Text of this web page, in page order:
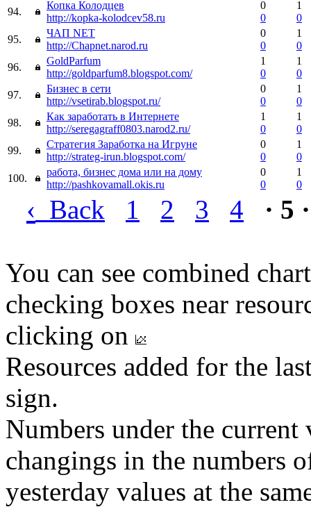
94.
Копка Колодцев
http://kopka-kolodcev58.ru
0
0
1
0
95.
ЧАП NET
http://Chapnet.narod.ru
0
0
1
0
96.
GoldParfum
http://goldparfum8.blogspot.com/
1
0
1
0
97.
Бизнес в сети
http://vsetirab.blogspot.ru/
0
0
1
0
98.
Как заработать в Интернете
http://seregagraff0803.narod2.ru/
1
0
1
0
99.
Стратегия Заработка на Игруне
http://strateg-irun.blogspot.com/
0
0
1
0
100.
работа, бизнес дома или на дому
http://pashkovamall.okis.ru
0
0
1
0
‹ Back 1 2 3 4 · 5 ·
You can see combined
checking boxes near
clicking on
Resources added for the
sign.
Numbers under the
changings in the numbers
yesterday values at the